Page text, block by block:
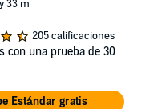
33 m
205 calificaciones
con una prueba de 30
Estándar gratis